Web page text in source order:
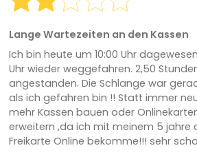
Lange Wartezeiten an den Kassen
Ich bin heute um 10:00 Uhr
Uhr wieder weggefahren. 2,50
angestanden. Die Schlange war
als ich gefahren bin !! Statt immer
mehr Kassen bauen oder
erweitern ,da ich mit meinem 5 jahre
Freikarte Online bekomme!!! sehr